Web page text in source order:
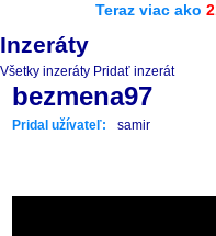
Teraz viac ako
Inzeráty
Všetky inzeráty Pridať inzerát
bezmena97
Pridal užívateľ: samir